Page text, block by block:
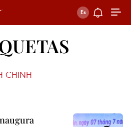
CHINH